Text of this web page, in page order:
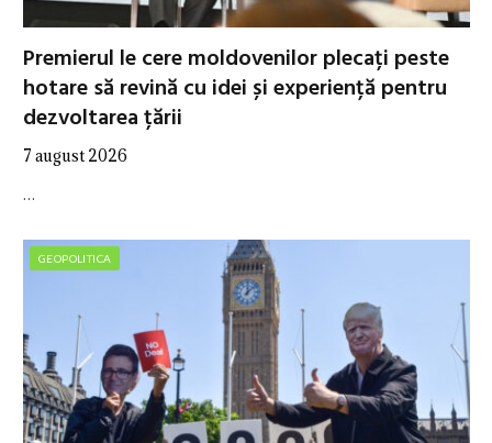
Premierul le cere moldovenilor plecați peste
hotare să revină cu idei și experiență pentru
dezvoltarea țării
7 august 2026
…
GEOPOLITICA